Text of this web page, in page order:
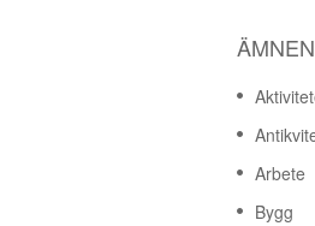
Arbete
Bygg